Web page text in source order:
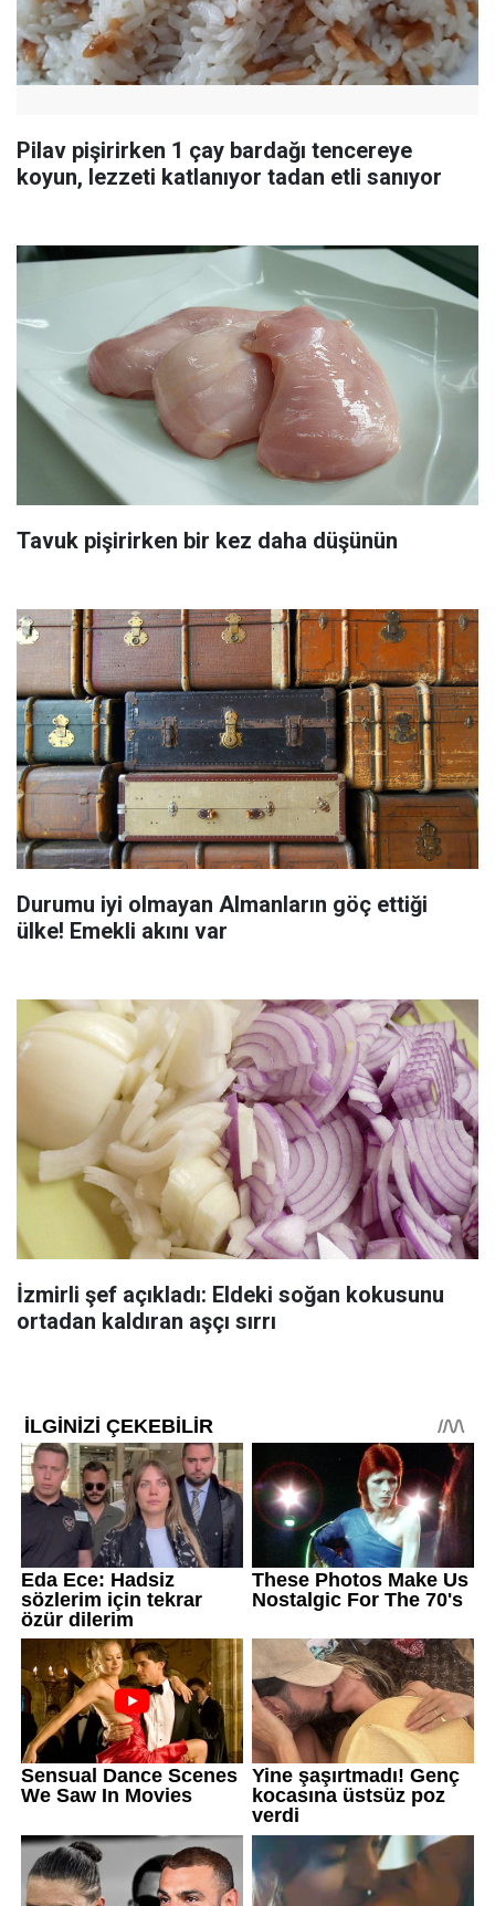
Pilav pişirirken 1 çay bardağı tencereye
koyun, lezzeti katlanıyor tadan etli sanıyor
Tavuk pişirirken bir kez daha düşünün
Durumu iyi olmayan Almanların göç ettiği
ülke! Emekli akını var
İzmirli şef açıkladı: Eldeki soğan kokusunu
ortadan kaldıran aşçı sırrı